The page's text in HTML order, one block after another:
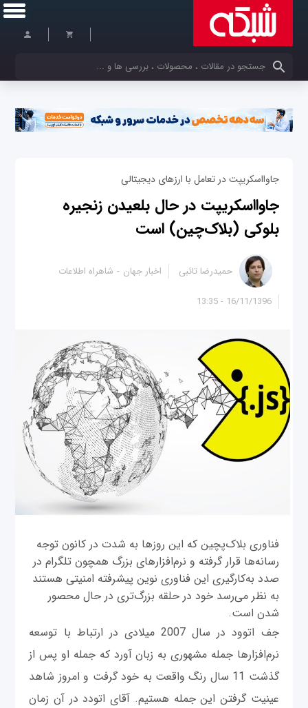
کلمات کلیدی خود را وارد کنید
جاوااسکریپت در تعامل با ارزهای دیجیتالی
جاوااسکریپت در حال بلعیدن زنجیره
بلوکی (بلاک‌چین) است
16/11/1396 - 13:35
حمیدرضا تائبی اخبار جهان شاهراه اطلاعات
فناوری بلاک‌پچین که این روزها به شدت در کانون توجه
رسانه‌ها قرار گرفته و نرم‌افزارهای بزرگ همچون تلگرام در
صدد به‌کارگیری این فناوری نوین پیشرفته امنیتی هستند
به نظر می‌رسد خود در حلقه بزرگ‌تری در حال محصور
شدن است.
جف اتوود در سال 2007 میلادی در ارتباط با توسعه
نرم‌افزارها جمله مشهوری به زبان آورد که جمله او پس از
گذشت 11 سال رنگ واقعت به خود گرفت و امروز شاهد
عینیت گرفتن این جمله هستیم. آقای اتودد در آن زمان